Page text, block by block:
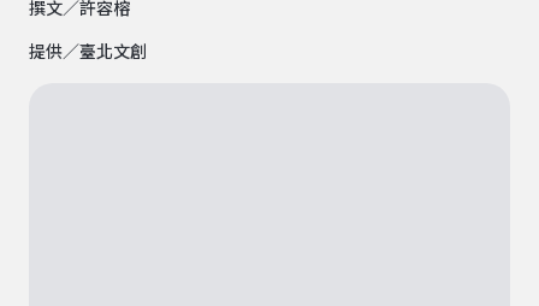
撰文／許容榕
提供／臺北文創